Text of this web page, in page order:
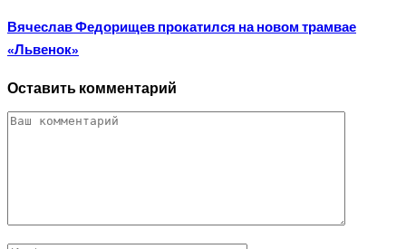
Вячеслав Федорищев прокатился на новом трамвае
«Львенок»
Оставить комментарий